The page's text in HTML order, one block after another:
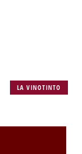
LA VINOTINTO